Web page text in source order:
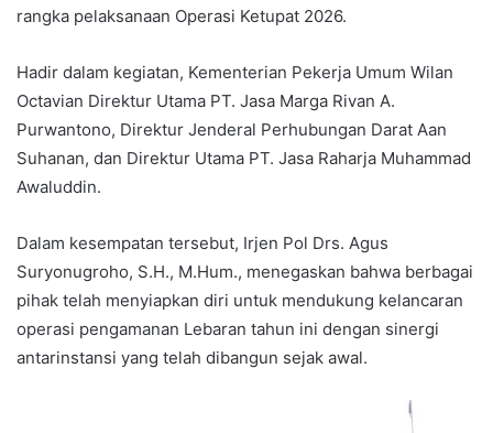
rangka pelaksanaan Operasi Ketupat 2026.
Hadir dalam kegiatan, Kementerian Pekerja Umum Wilan
Octavian Direktur Utama PT. Jasa Marga Rivan A.
Purwantono, Direktur Jenderal Perhubungan Darat Aan
Suhanan, dan Direktur Utama PT. Jasa Raharja Muhammad
Awaluddin.
Dalam kesempatan tersebut, Irjen Pol Drs. Agus
Suryonugroho, S.H., M.Hum., menegaskan bahwa berbagai
pihak telah menyiapkan diri untuk mendukung kelancaran
operasi pengamanan Lebaran tahun ini dengan sinergi
antarinstansi yang telah dibangun sejak awal.